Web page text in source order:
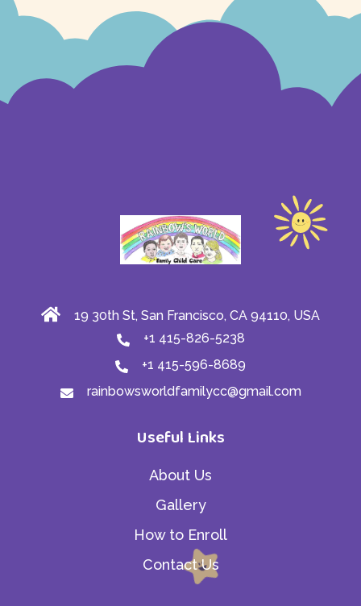
19 30th St, San Francisco, CA 94110, USA
+1 415-826-5238
+1 415-596-8689
rainbowsworldfamilycc@gmail.com
Useful Links
About Us
Gallery
How to Enroll
Contact Us